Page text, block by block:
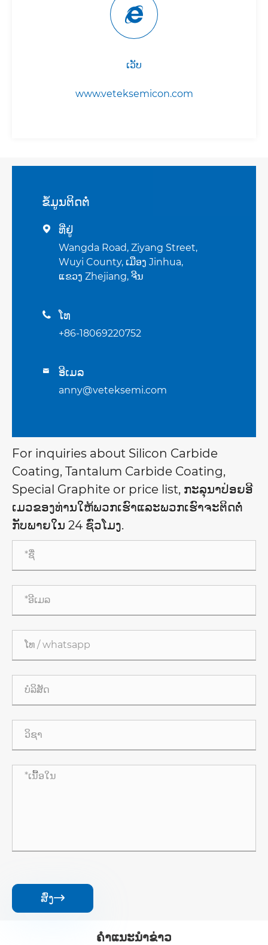
ເວັບ
www.veteksemicon.com
ຂໍ້​ມູນ​ຕິດ​ຕໍ່
 ທີ່ຢູ່
Wangda Road, Ziyang Street,
Wuyi County, ເມືອງ Jinhua,
ແຂວງ Zhejiang, ຈີນ
 ໂທ
+86-18069220752
 ອີເມລ
anny@veteksemi.com
For inquiries about Silicon Carbide
Coating, Tantalum Carbide Coating,
Special Graphite or price list, ກະລຸນາປ່ອຍອີ
ເມວຂອງທ່ານໃຫ້ພວກເຮົາແລະພວກເຮົາຈະຕິດຕໍ່
ກັບພາຍໃນ 24 ຊົ່ວໂມງ.
ສົ່ງ
ຄໍາແນະນໍາຂ່າວ